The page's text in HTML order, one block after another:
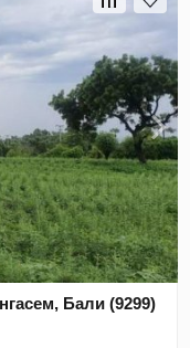
Бали (9299)